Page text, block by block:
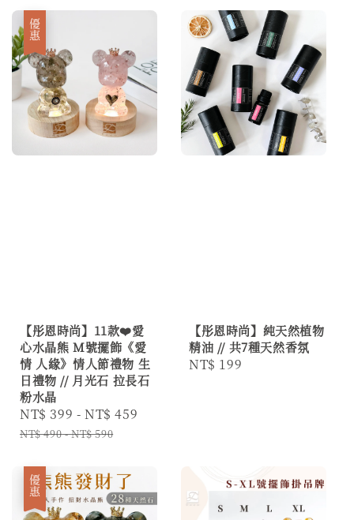
優惠
【彤恩時尚】11款❤️愛
心水晶熊 M號擺飾《愛
情 人緣》情人節禮物 生
日禮物 // 月光石 拉長石
粉水晶
Sale
price
NT$ 399 -NT$ 459
NT$ 490-NT$ 590
【彤恩時尚】純天然植物
精油 // 共7種天然香氛
Regular
NT$ 199
優惠